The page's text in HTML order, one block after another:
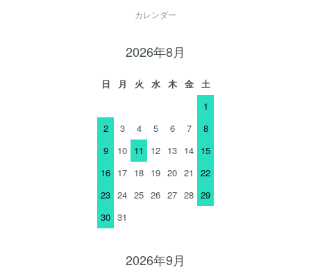
カレンダー
2026年8月
日 月 火 水 木 金
土
1
2
3 4 5 6 7
8
9
10 11 12 13 14 15
16 17 18 19 20 21
22
23 24 25 26 27 28 29
30 31
2026年9月